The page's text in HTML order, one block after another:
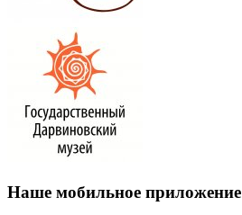
Наше мобильное приложение